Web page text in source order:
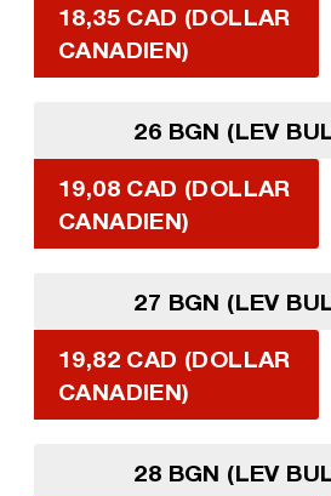
18,35 CAD (DOLLAR
CANADIEN)
26 BGN (LEV
19,08 CAD (DOLLAR
CANADIEN)
27 BGN (LEV
19,82 CAD (DOLLAR
CANADIEN)
28 BGN (LEV